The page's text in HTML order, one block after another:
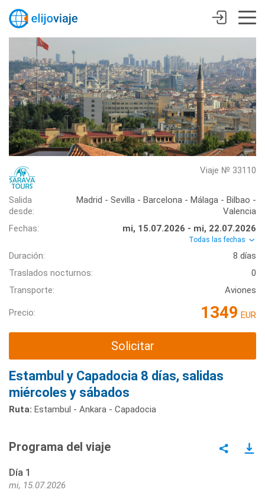
Viaje № 33110
Salida
desde:
Madrid - Sevilla - Barcelona - Málaga - Bilbao -
Valencia
Fechas:
mi, 15.07.2026 - mi, 22.07.2026
Todas las fechas
Duración:
8 días
Traslados nocturnos:
0
Transporte:
Aviones
Precio: 1349 EUR
Solicitar
Estambul y Capadocia 8 días, salidas
miércoles y sábados
Ruta: Estambul - Ankara - Capadocia
Programa del viaje
Día 1
mi, 15.07.2026